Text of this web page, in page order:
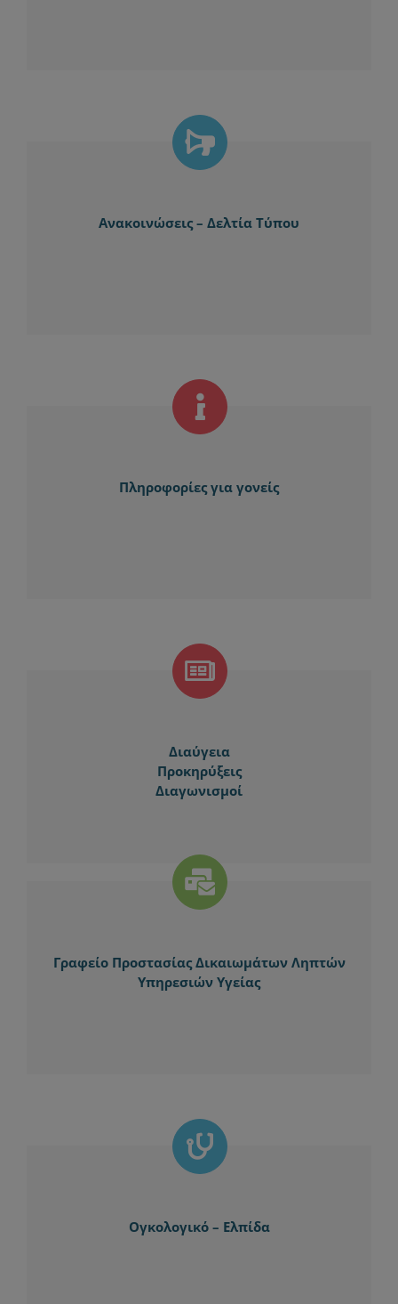
Ανακοινώσεις – Δελτία Τύπου
Πληροφορίες για γονείς
Διαύγεια
Προκηρύξεις
Διαγωνισμοί
Γραφείο Προστασίας Δικαιωμάτων Ληπτών
Υπηρεσιών Υγείας
Ογκολογικό – Ελπίδα